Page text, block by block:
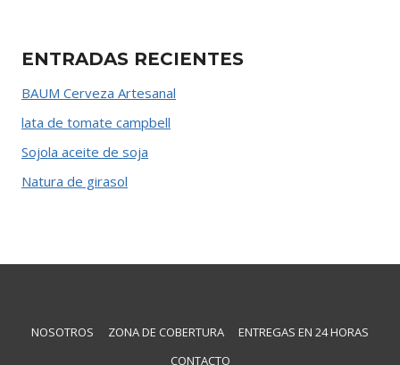
ENTRADAS RECIENTES
BAUM Cerveza Artesanal
lata de tomate campbell
Sojola aceite de soja
Natura de girasol
NOSOTROS ZONA DE COBERTURA
ENTREGAS EN 24 HORAS
CONTACTO